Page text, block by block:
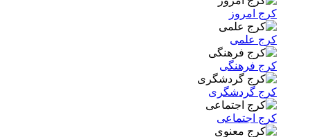
کرج امروز
کرج علمی
کرج فرهنگی
کرج گردشگری
کرج اجتماعی